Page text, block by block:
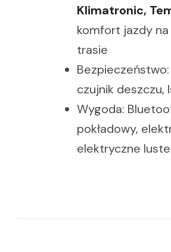
Klimatronic,
komfort jazdy
trasie
Bezpieczeństwo:
czujnik deszczu,
Wygoda:
pokładowy,
elektryczne